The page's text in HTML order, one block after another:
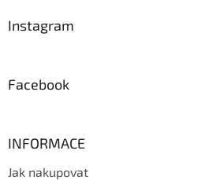
Instagram
Facebook
INFORMACE
Jak nakupovat